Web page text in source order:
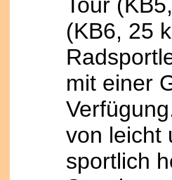
(KB6, 25
mit einer
von leicht
sportlich